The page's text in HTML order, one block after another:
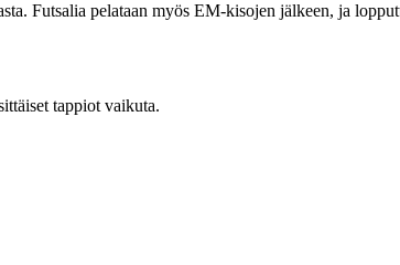
Futsalia pelataan myös EM-kisojen jälkeen, ja
tappiot vaikuta.